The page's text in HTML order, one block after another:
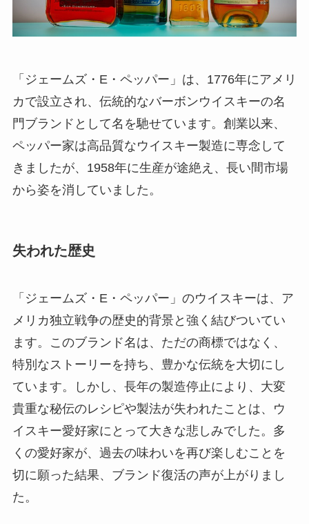
「ジェームズ・E・ペッパー」は、1776年にアメリ
カで設立され、伝統的なバーボンウイスキーの名
門ブランドとして名を馳せています。創業以来、
ペッパー家は高品質なウイスキー製造に専念して
きましたが、1958年に生産が途絶え、長い間市場
から姿を消していました。
失われた歴史
「ジェームズ・E・ペッパー」のウイスキーは、ア
メリカ独立戦争の歴史的背景と強く結びついてい
ます。このブランド名は、ただの商標ではなく、
特別なストーリーを持ち、豊かな伝統を大切にし
ています。しかし、長年の製造停止により、大変
貴重な秘伝のレシピや製法が失われたことは、ウ
イスキー愛好家にとって大きな悲しみでした。多
くの愛好家が、過去の味わいを再び楽しむことを
切に願った結果、ブランド復活の声が上がりまし
た。